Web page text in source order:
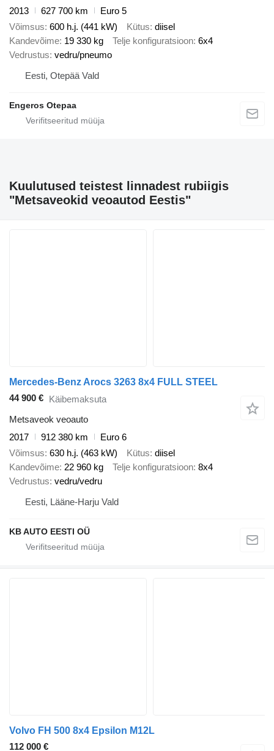
2013 627 700 km
Euro 5
Võimsus 600 h.j. (441 kW) Kütus diisel
Kandevõime 19 330 kg Telje konfiguratsioon 6x4
Vedrustus vedru/pneumo
Eesti, Otepää Vald
Engeros Otepaa
Kuulutused teistest linnadest rubiigis
"Metsaveokid veoautod Eestis"
Mercedes-Benz Arocs 3263 8x4 FULL STEEL
44 900 € Käibemaksuta
Metsaveok veoauto
2017
912 380 km
Euro 6
Võimsus 630 h.j. (463 kW) Kütus diisel
Kandevõime 22 960 kg Telje konfiguratsioon 8x4
Vedrustus vedru/vedru
Eesti, Lääne-Harju Vald
KB AUTO EESTI OÜ
Volvo FH 500 8x4 Epsilon M12L
112 000 €